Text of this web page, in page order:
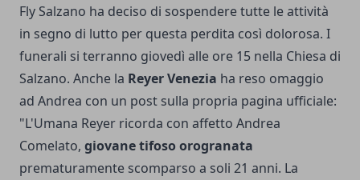
Fly Salzano ha deciso di sospendere tutte le attività
in segno di lutto per questa perdita così dolorosa. I
funerali si terranno giovedì alle ore 15 nella Chiesa di
Salzano. Anche la Reyer Venezia ha reso omaggio
ad Andrea con un post sulla propria pagina ufficiale:
"L'Umana Reyer ricorda con affetto Andrea
Comelato, giovane tifoso orogranata
prematuramente scomparso a soli 21 anni. La